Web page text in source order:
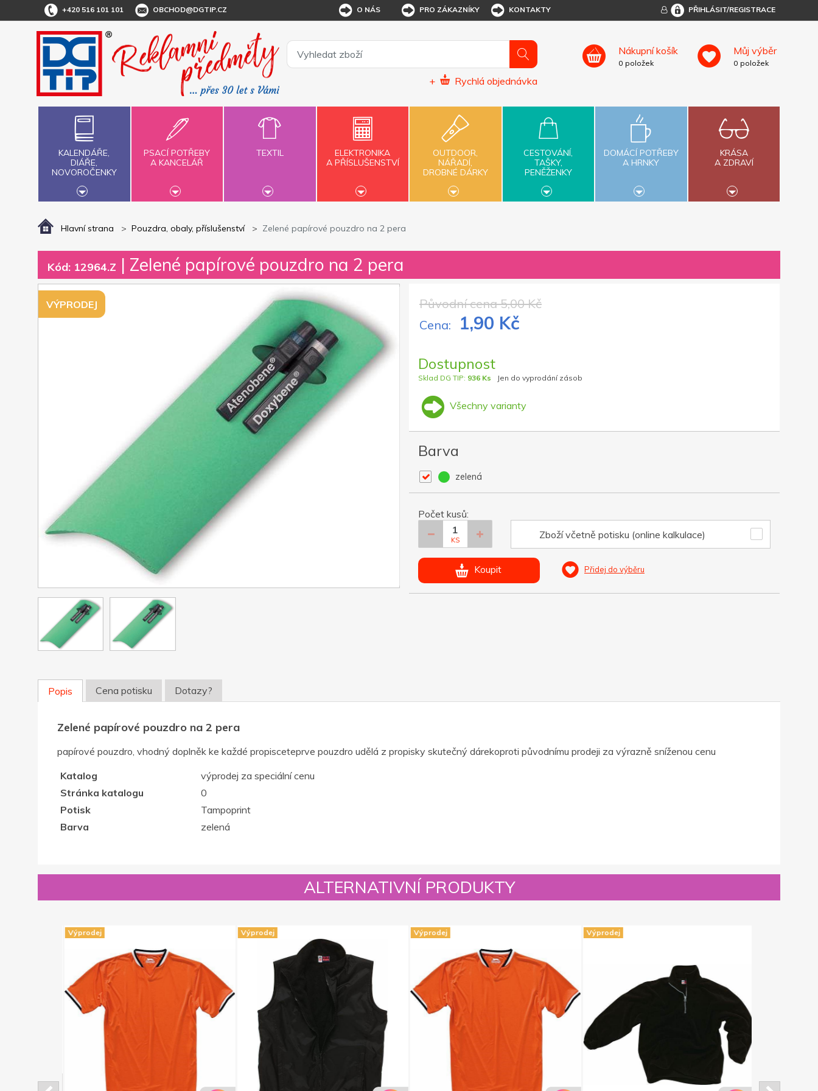
+420 516 101 101 OBCHOD@DGTIP.CZ O NÁS PRO ZÁKAZNÍKY KONTAKTY PŘIHLÁSIT/REGISTRACE
+ Rychlá objednávka
Nákupní košík
0 položek
Můj výběr
0 položek
KALENDÁŘE,
DIÁŘE,
NOVOROČENKY
PSACÍ POTŘEBY
A KANCELÁŘ
TEXTIL
ELEKTRONIKA
A PŘÍSLUŠENSTVÍ
OUTDOOR,
NÁŘADÍ,
DROBNÉ DÁRKY
CESTOVÁNÍ,
TAŠKY,
PENĚŽENKY
DOMÁCÍ POTŘEBY
A HRNKY
KRÁSA
A ZDRAVÍ
Hlavní strana Pouzdra, obaly, příslušenství Zelené papírové pouzdro na 2 pera
Kód: 12964.Z | Zelené papírové pouzdro na 2 pera
VÝPRODEJ
Původní cena 5,00 Kč
Cena:
1,90 Kč
Dostupnost
Sklad DG TIP: 936 Ks Jen do vyprodání zásob
Všechny varianty
Barva
zelená
Počet kusů:
KS Zboží včetně potisku (online kalkulace)
Koupit Přidej do výběru
Popis Cena potisku Dotazy?
Zelené papírové pouzdro na 2 pera
papírové pouzdro, vhodný doplněk ke každé propisceteprve pouzdro udělá z propisky skutečný dárekoproti původnímu prodeji za výrazně sníženou cenu
Katalog
výprodej za speciální cenu
Stránka katalogu
0
Potisk
Tampoprint
Barva
zelená
ALTERNATIVNÍ PRODUKTY
Výprodej Výprodej Výprodej Výprodej